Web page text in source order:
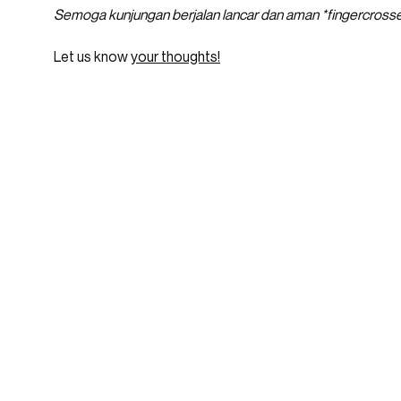
Semoga kunjungan berjalan lancar dan aman
Let us knowyour thoughts!